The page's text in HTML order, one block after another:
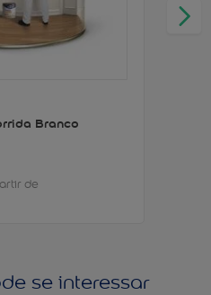
Branco
de
se interessar